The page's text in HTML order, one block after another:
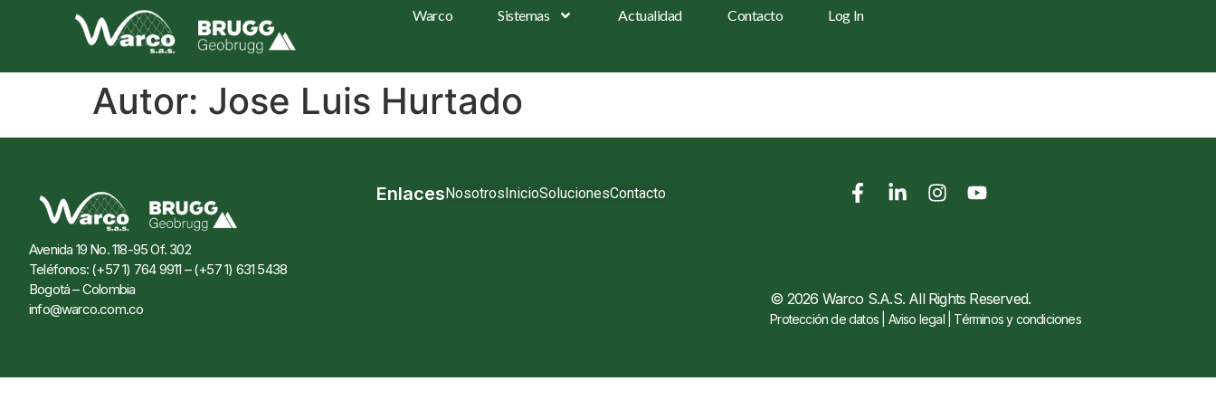
Warco Sistemas Actualidad Contacto Log In
Autor: Jose Luis Hurtado
Avenida 19 No. 118-95 Of. 302
Teléfonos: (+57 1) 764 9911 – (+57 1) 631 5438
Bogotá – Colombia
info@warco.com.co
EnlacesNosotrosInicioSolucionesContacto
© 2026 Warco S.A.S. All Rights Reserved.
Protección de datos | Aviso legal | Términos y condiciones